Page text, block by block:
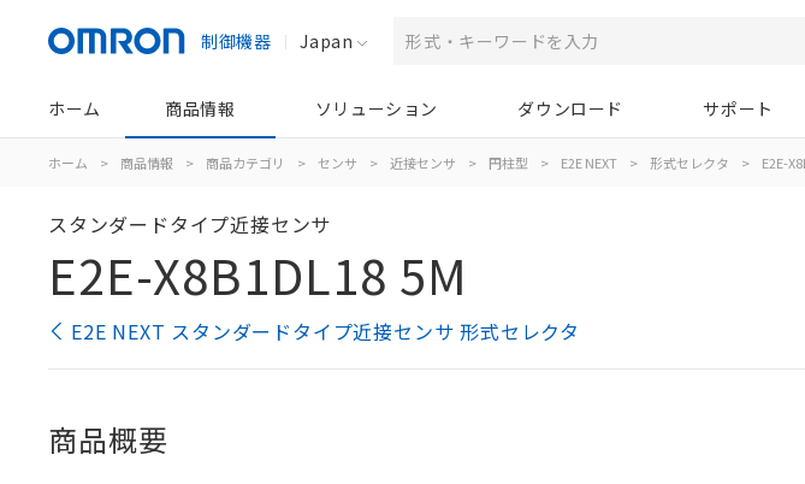
制御機器 Japan
ホーム 商品情報 ソリューション ダウンロード サポート
ホーム > 商品情報 > 商品カテゴリ > センサ > 近接センサ > 円柱型 > E2E NEXT > 形式セレクタ > E2E-
スタンダードタイプ近接センサ
E2E-X8B1DL18 5M
E2E NEXT スタンダードタイプ近接センサ 形式セレクタ
商品概要